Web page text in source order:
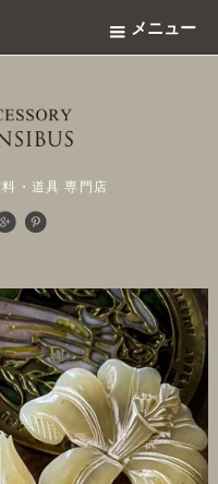
メニュー
・道具 専門店